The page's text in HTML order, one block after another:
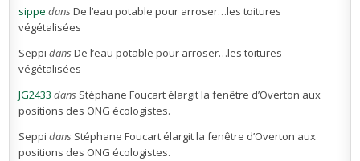
sippe dansDe l’eau potable pour arroser…les toitures
végétalisées
Seppi dansDe l’eau potable pour arroser…les toitures
végétalisées
JG2433 dans Stéphane Foucart élargit la fenêtre d’Overton aux
positions des ONG écologistes.
Seppi dans Stéphane Foucart élargit la fenêtre d’Overton aux
positions des ONG écologistes.